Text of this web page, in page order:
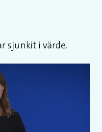
sjunkit i värde.